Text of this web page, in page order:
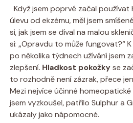
Když jsem⁤ poprvé začal
úlevu od ekzému, měl jsem
si, jak jsem se díval na malou
si: „Opravdu to⁣ může fungovat?“
po několika ⁤týdnech užívání ​jsem
zlepšení. Hladkost pokožky⁢se
to ⁣rozhodně není​ zázrak, přece​
Mezi nejvíce účinné
‌jsem⁤ vyzkoušel, patřilo⁣ Sulphur a​
ukázaly jako nápomocné.